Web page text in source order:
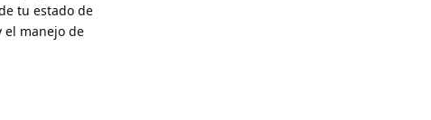
tu estado de
el manejo de